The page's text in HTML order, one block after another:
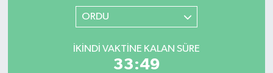
ORDU
İKINDI VAKTINE KALAN SÜRE
33:49
Son Dakika Haberleri